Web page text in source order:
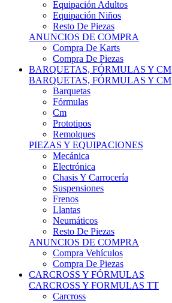
Resto De Piezas
ANUNCIOS DE COMPRA
Compra De Karts
Compra De Piezas
BARQUETAS, FÓRMULAS Y CM
BARQUETAS, FÓRMULAS Y CM
Barquetas
Fórmulas
Cm
Prototipos
Remolques
PIEZAS Y EQUIPACIONES
Mecánica
Electrónica
Chasis Y Carrocería
Suspensiones
Frenos
Llantas
Neumáticos
Resto De Piezas
ANUNCIOS DE COMPRA
Compra Vehículos
Compra De Piezas
CARCROSS Y FÓRMULAS
CARCROSS Y FORMULAS TT
Carcross
Formulas Tt Autocross